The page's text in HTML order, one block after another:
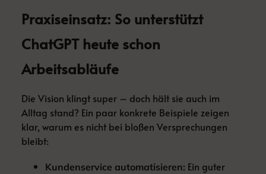
Praxiseinsatz: So unterstützt
ChatGPT heute schon
Arbeitsabläufe
Die Vision klingt super – doch hält sie auch im
Alltag stand? Ein paar konkrete Beispiele zeigen
klar, warum es nicht bei bloßen Versprechungen
bleibt:
Kundenservice automatisieren: Ein guter